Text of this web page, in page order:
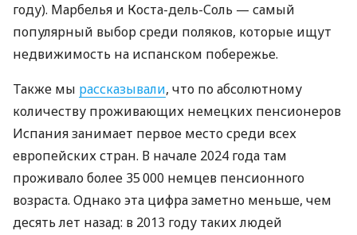
году). Марбелья и Коста-дель-Соль — самый
популярный выбор среди поляков, которые ищут
недвижимость на испанском побережье.
Также мы рассказывали, что по абсолютному
количеству проживающих немецких пенсионеров
Испания занимает первое место среди всех
европейских стран. В начале 2024 года там
проживало более 35 000 немцев пенсионного
возраста. Однако эта цифра заметно меньше, чем
десять лет назад: в 2013 году таких людей